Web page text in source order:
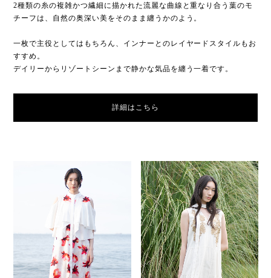
2種類の糸の複雑かつ繊細に描かれた流麗な曲線と重なり合う葉のモ
チーフは、自然の奥深い美をそのまま纏うかのよう。
一枚で主役としてはもちろん、インナーとのレイヤードスタイルもお
すすめ。
デイリーからリゾートシーンまで静かな気品を纏う一着です。
詳細はこちら